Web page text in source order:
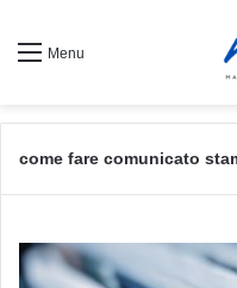
Menu
come fare comunicato